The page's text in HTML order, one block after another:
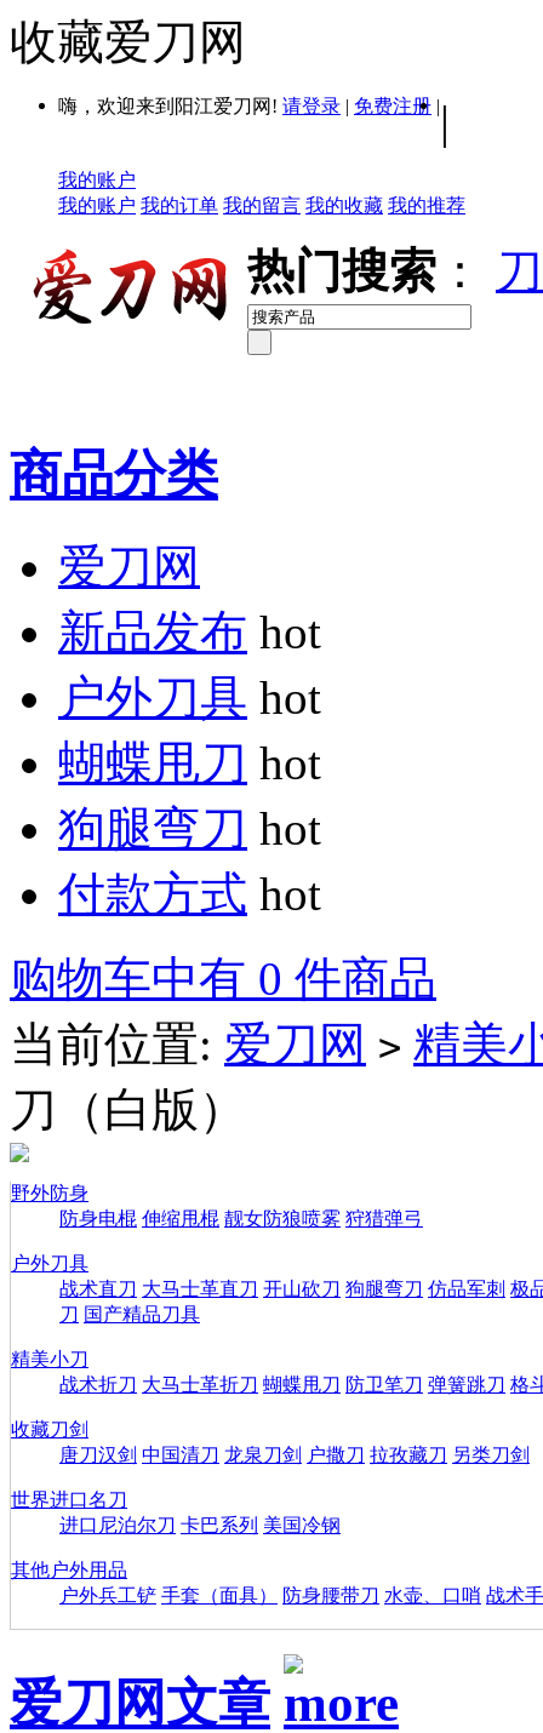
收藏爱刀网
嗨，欢迎来到阳江爱刀网! 请登录 | 免费注册 | |
我的账户
我的账户 我的订单 我的留言 我的收藏 我的推荐
热门搜索 ：
商品分类
爱刀网
新品发布 hot
户外刀具 hot
蝴蝶甩刀 hot
狗腿弯刀 hot
付款方式 hot
购物车中有 0 件商品
当前位置: 爱刀网 > 精美
刀（白版）
野外防身
防身电棍 伸缩甩棍 靓女防狼喷雾 狩猎弹弓
户外刀具
战术直刀 大马士革直刀 开山砍刀 狗腿弯刀 仿品军刺 极
刀 国产精品刀具
精美小刀
战术折刀 大马士革折刀 蝴蝶甩刀 防卫笔刀 弹簧跳刀 格
收藏刀剑
唐刀汉剑 中国清刀 龙泉刀剑 户撒刀 拉孜藏刀 另类刀剑
世界进口名刀
进口尼泊尔刀 卡巴系列 美国冷钢
其他户外用品
户外兵工铲 手套（面具） 防身腰带刀 水壶、口哨 战术
爱刀网文章